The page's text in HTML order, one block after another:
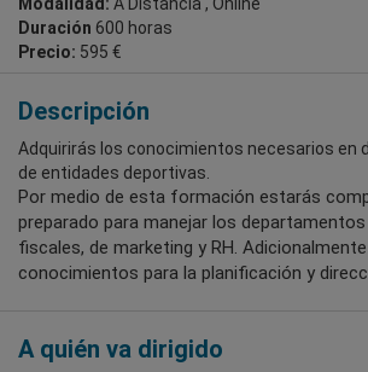
Duración 600 horas
Precio: 595 €
Descripción
Adquirirás los conocimientos necesarios en
de entidades deportivas.
Por medio de esta formación estarás
preparado para manejar los
fiscales, de marketing y RH.
conocimientos para la planificación y
A quién va dirigido